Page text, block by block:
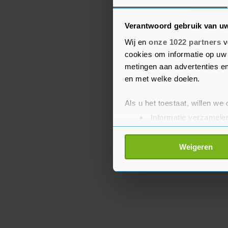
Verantwoord gebruik van
Wij en onze 1022 partners
cookies om informatie op
metingen aan advertenties
en met welke doelen.
Als u het toestaat, willen we
Informatie
Uw apparaat
Lees meer over hoe uw
toestemming op elk moment
Weigeren
De Nederlandse
diskwalificatie in Polen
in actie in de B-groep.
tijdsnelste daarachter